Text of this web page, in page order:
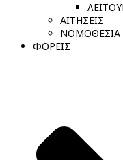
ΑΙΤΗΣΕΙΣ
ΝΟΜΟΘΕΣΙΑ
ΦΟΡΕΙΣ